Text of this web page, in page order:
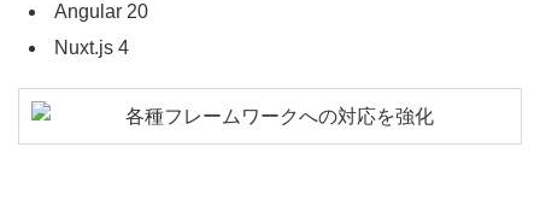
Angular 20
Nuxt.js 4